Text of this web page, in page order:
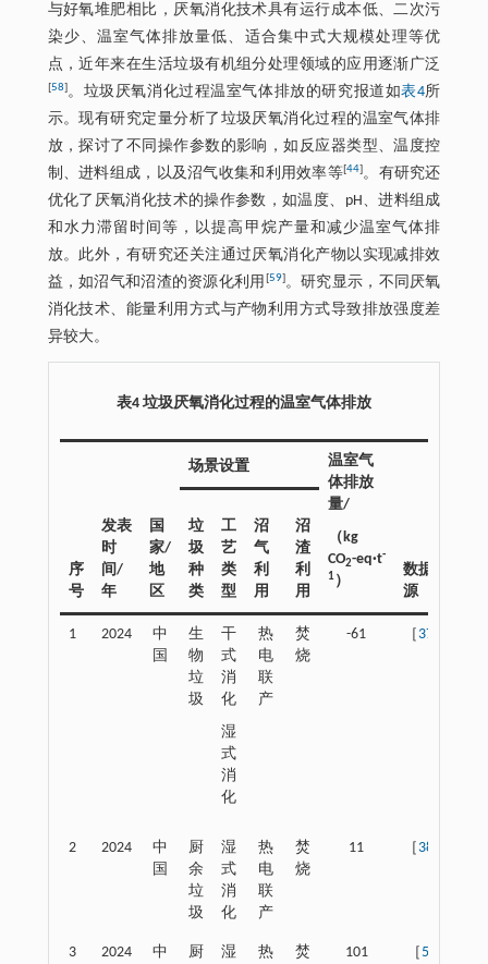
与好氧堆肥相比，厌氧消化技术具有运行成本低、二次污
染少、温室气体排放量低、适合集中式大规模处理等优
点，近年来在生活垃圾有机组分处理领域的应用逐渐广泛
[58]。垃圾厌氧消化过程温室气体排放的研究报道如表4所
示。现有研究定量分析了垃圾厌氧消化过程的温室气体排
放，探讨了不同操作参数的影响，如反应器类型、温度控
制、进料组成，以及沼气收集和利用效率等[44]。有研究还
优化了厌氧消化技术的操作参数，如温度、pH、进料组成
和水力滞留时间等，以提高甲烷产量和减少温室气体排
放。此外，有研究还关注通过厌氧消化产物以实现减排效
益，如沼气和沼渣的资源化利用 [59]。研究显示，不同厌氧
消化技术、能量利用方式与产物利用方式导致排放强度差
异较大。
表4 垃圾厌氧消化过程的温室气体排放
序
号
发表
时
间/
年
国
家/
地
区
场景设置
温室气
体排放
量/
（kg
CO2-eq·t-
1）
数据来
源
垃
圾
种
类
工
艺
类
型
沼
气
利
用
沼
渣
利
用
1 2024
中
国
生
物
垃
圾
干
式
消
化
湿
式
消
化
热
电
联
产
焚
烧
-61 37
2 2024
中
国
厨
余
垃
圾
湿
式
消
化
热
电
联
产
焚
烧
11 38
3 2024
中
厨
湿
热
焚
101 5